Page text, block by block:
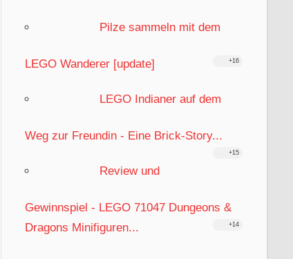
Pilze sammeln mit dem
LEGO Wanderer [update] +16
LEGO Indianer auf dem
Weg zur Freundin - Eine Brick-Story...
+15
Review und
Gewinnspiel - LEGO 71047 Dungeons &
Dragons Minifiguren...
+14